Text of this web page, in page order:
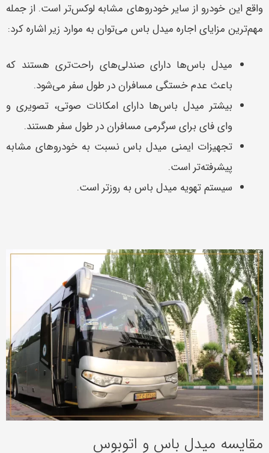
واقع این خودرو از سایر خودروهای مشابه لوکس‌تر است. از جمله
مهم‌ترین مزایای اجاره میدل باس می‌توان به موارد زیر اشاره کرد:
میدل‌ باس‌ها دارای صندلی‌های راحت‌تری هستند که
باعث عدم خستگی مسافران در طول سفر می‌شود.
بیشتر میدل باس‌ها دارای امکانات صوتی، تصویری و
وای فای برای سرگرمی مسافران در طول سفر هستند.
تجهیزات ایمنی میدل باس نسبت به خودروهای مشابه
پیشرفته‌تر است.
سیستم تهویه میدل باس‌ به روز‌تر است.
مقایسه میدل باس و اتوبوس